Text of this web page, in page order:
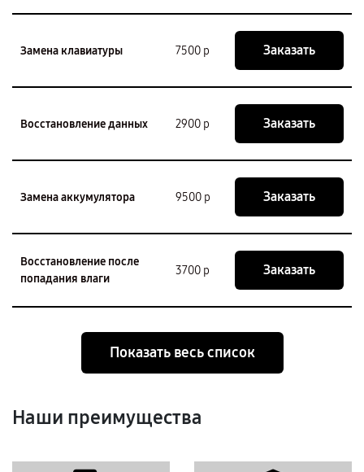
Замена клавиатуры 7500 р Заказать
Восстановление данных 2900 р Заказать
Замена аккумулятора 9500 р Заказать
Восстановление после
попадания влаги
3700 р Заказать
Показать весь список
Наши преимущества